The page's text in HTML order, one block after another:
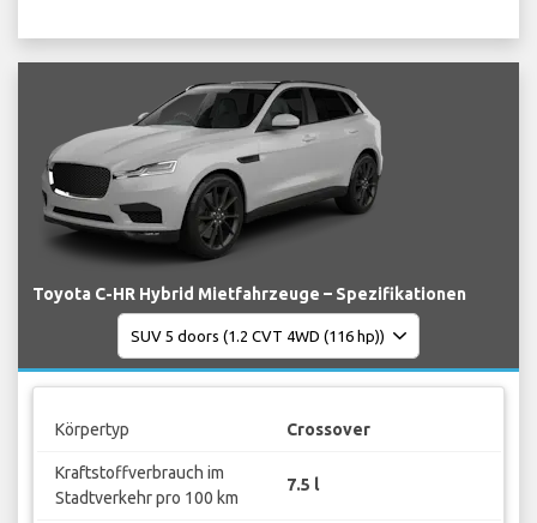
Toyota C-HR Hybrid Mietfahrzeuge – Spezifikationen
Körpertyp Crossover
Kraftstoffverbrauch im
Stadtverkehr pro 100 km
7.5 l